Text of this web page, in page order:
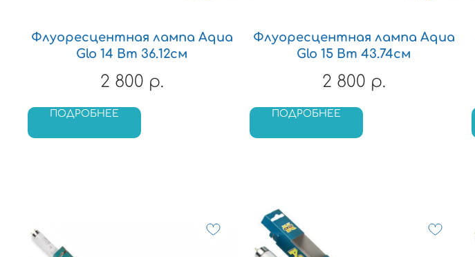
Флуоресцентная лампа Aqua
Glo 14 Вт 36.12см
2 800 р.
ПОДРОБНЕЕ
Флуоресцентная лампа Aqua
Glo 15 Вт 43.74см
2 800 р.
ПОДРОБНЕЕ